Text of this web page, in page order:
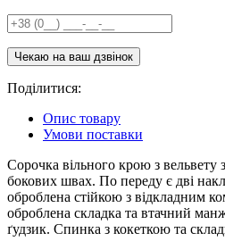
Поділитися:
Опис товару
Умови поставки
Сорочка вільного крою з вельвету
бокових швах. По переду є дві
оброблена стійкою з відкладним
оброблена складка та втачний
ґудзик. Спинка з кокеткою та